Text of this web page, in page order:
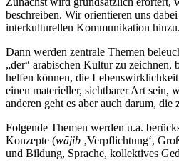
beschreiben. Wir orientieren uns
interkulturellen Kommunikation hinzu.
Dann werden zentrale Themen
„der“ arabischen Kultur zu zeichnen,
helfen können, die Lebenswirklichkeit
einen materieller, sichtbarer Art sein,
anderen geht es aber auch darum,
Folgende Themen werden u.a.
Konzepte (wājib ‚Verpflichtung‘,
und Bildung, Sprache, kollektives